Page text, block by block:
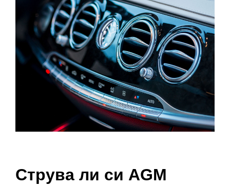
Струва ли си AGM